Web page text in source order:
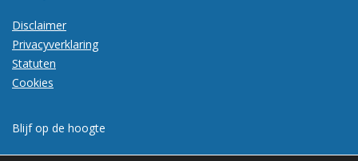
Disclaimer
Privacyverklaring
Statuten
Cookies
Blijf op de hoogte